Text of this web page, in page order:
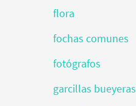
flora
fochas comunes
fotógrafos
garcillas bueyeras